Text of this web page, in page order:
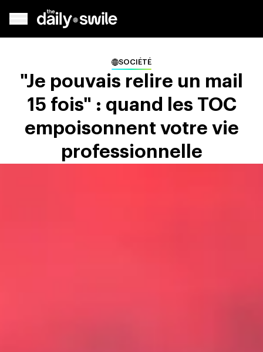
SOCIÉTÉ
"Je pouvais relire un mail
15 fois" : quand les TOC
empoisonnent votre vie
professionnelle